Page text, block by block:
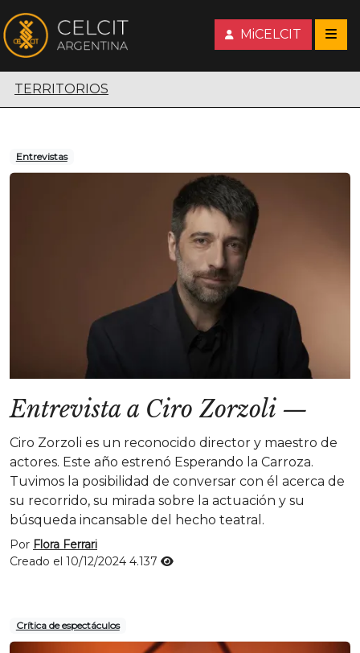
MiCELCIT
Territorios escénicos
TERRITORIOS
Entrevistas
Entrevista a Ciro Zorzoli—
Ciro Zorzoli es un reconocido director y maestro de
actores. Este año estrenó Esperando la Carroza.
Tuvimos la posibilidad de conversar con él acerca de
su recorrido, su mirada sobre la actuación y su
búsqueda incansable del hecho teatral.
Por Flora Ferrari
Creado el 10/12/2024 4.137
Crítica de espectáculos